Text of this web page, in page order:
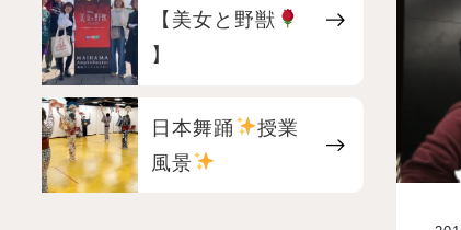
【美女と野獣
】
日本舞踊
授業
風景